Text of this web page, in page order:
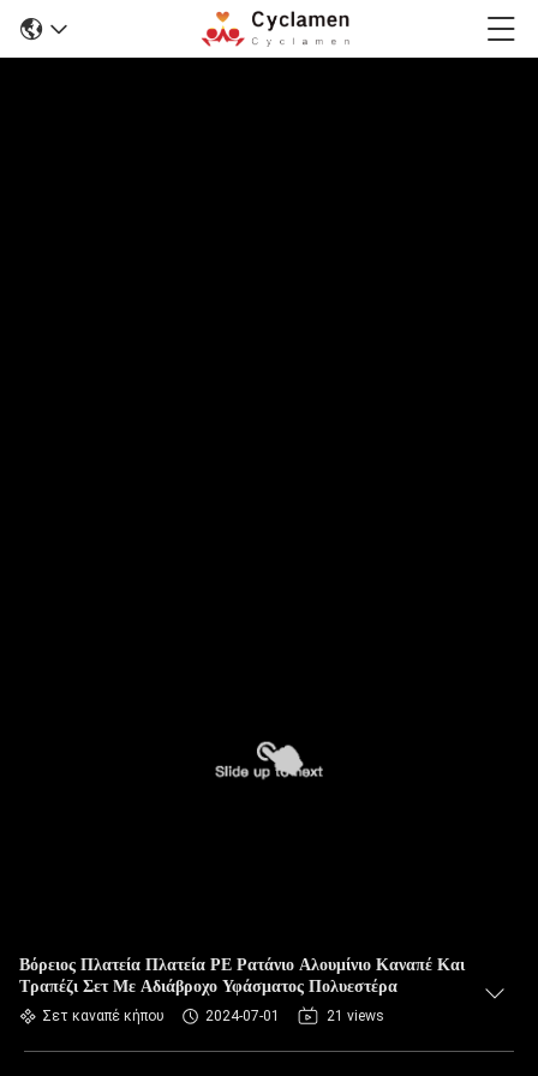
Βόρειος Πλατεία Πλατεία PE Ρατάνιο Αλουμίνιο Καναπέ Και
Τραπέζι Σετ Με Αδιάβροχο Υφάσματος Πολυεστέρα
Σετ καναπέ κήπου 2024-07-01 21 views